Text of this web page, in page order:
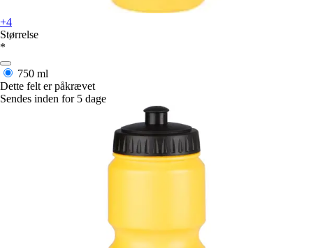
+4
Størrelse
*
750 ml
Dette felt er påkrævet
Sendes inden for 5 dage